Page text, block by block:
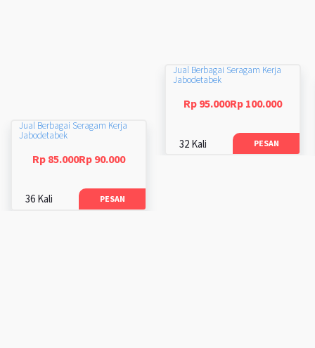
Jual Berbagai Seragam Kerja
Jabodetabek
Rp 95.000Rp 100.000
32 Kali PESAN
Jual Berbagai Seragam Kerja
Jabodetabek
Rp 85.000Rp 90.000
36 Kali PESAN